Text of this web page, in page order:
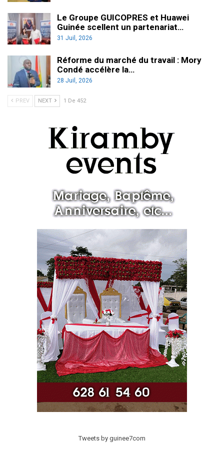
Le Groupe GUICOPRES et Huawei
Guinée scellent un partenariat…
31 Juil, 2026
Réforme du marché du travail : Mory
Condé accélère la…
28 Juil, 2026
PREV NEXT 1 De 452
Tweets by guinee7com